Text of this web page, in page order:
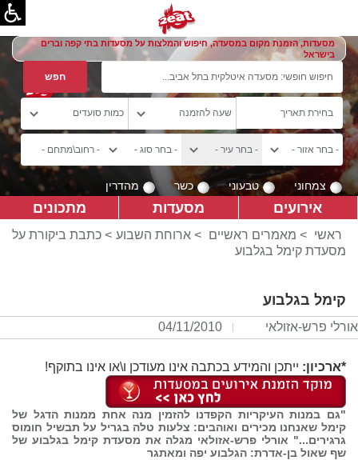
מסעדות, הזמנת מקום במסעדה, חיפוש והמלצות על מסעדות בתי קפה וברים
בישראל
צמחוני טבעוני כשר מהדרין
אירועים מסעדות מתכונים
ראשי > מאמרים ראשיים > ארוחת השבוע > כתבת ביקורת על
מסעדת קימל בגלבוע
קימל בגלבוע
אורלי פרש-אזולאי 04/11/2010
*ארכיון: ייתכן והמידע בכתבה אינו מעודכן ו\או אינו בתוקף!
"גם במנות העיקריות הקפדנו להזמין מנה אחת ממנות הדגל של
קימל שאנחנו מכירים ואוהבים: צלעות טלה בגריל על תבשיל חומוס
גרגירים..." אורלי פרש-אזולאי מגלה את מסעדת קימל בגלבוע של
שף שאול בן-אדרת: הגלבוע יפה ומאתגר